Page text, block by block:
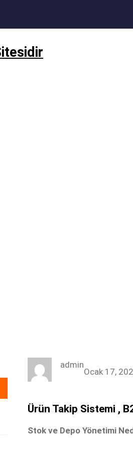
admin
Ocak 17,
Ürün Takip Sistemi ,
Stok ve Depo Yönetimi